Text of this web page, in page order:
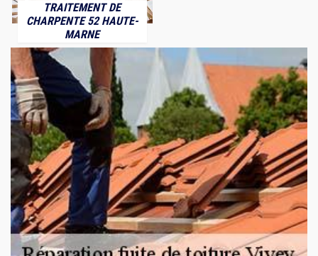
TRAITEMENT DE
CHARPENTE 52 HAUTE-
MARNE